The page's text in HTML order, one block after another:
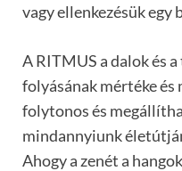
vagy ellenkezésük egy
A RITMUS a dalok és
folyásának mértéke és
folytonos és
mindannyiunk
Ahogy a zenét a